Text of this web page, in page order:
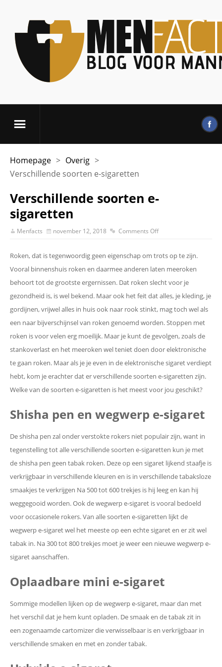
Homepage > Overig >
Verschillende soorten e-sigaretten
Verschillende soorten e-
sigaretten
Menfacts november 12, 2018 Comments Off
Roken, dat is tegenwoordig geen eigenschap om trots op te zijn.
Vooral binnenshuis roken en daarmee anderen laten meeroken
behoort tot de grootste ergernissen. Dat roken slecht voor je
gezondheid is, is wel bekend. Maar ook het feit dat alles, je kleding, je
gordijnen, vrijwel alles in huis ook naar rook stinkt, mag toch wel als
een naar bijverschijnsel van roken genoemd worden. Stoppen met
roken is voor velen erg moeilijk. Maar je kunt de gevolgen, zoals de
stankoverlast en het meeroken wel teniet doen door elektronische
te gaan roken. Maar als je je even in de elektronische sigaret verdiept
hebt, kom je erachter dat er verschillende soorten e-sigaretten zijn.
Welke van de soorten e-sigaretten is het meest voor jou geschikt?
Shisha pen en wegwerp e-sigaret
De shisha pen zal onder verstokte rokers niet populair zijn, want in
tegenstelling tot alle verschillende soorten e-sigaretten kun je met
de shisha pen geen tabak roken. Deze op een sigaret lijkend staafje is
verkrijgbaar in verschillende kleuren en is in verschillende tabaksloze
smaakjes te verkrijgen Na 500 tot 600 trekjes is hij leeg en kan hij
weggegooid worden. Ook de wegwerp e-sigaret is vooral bedoeld
voor occasionele rokers. Van alle soorten e-sigaretten lijkt de
wegwerp e-sigaret wel het meeste op een echte sigaret en er zit wel
tabak in. Na 300 tot 800 trekjes moet je weer een nieuwe wegwerp e-
sigaret aanschaffen.
Oplaadbare mini e-sigaret
Sommige modellen lijken op de wegwerp e-sigaret, maar dan met
het verschil dat je hem kunt opladen. De smaak en de tabak zit in
een zogenaamde cartomizer die verwisselbaar is en verkrijgbaar in
verschillende smaken en met en zonder tabak.